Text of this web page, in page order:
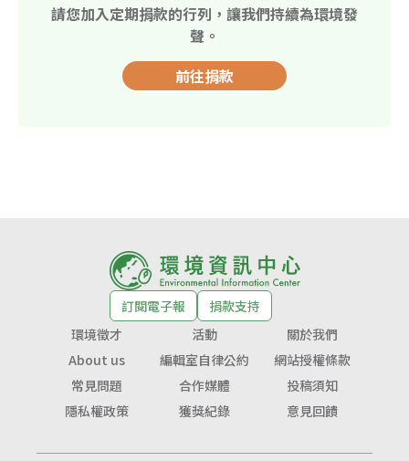
請您加入定期捐款的行列，讓我們持續為環境發
聲。
前往捐款
訂閱電子報
捐款支持
環境徵才
活動
關於我們
About us
編輯室自律公約
網站授權條款
常見問題
合作媒體
投稿須知
隱私權政策
獲獎紀錄 意見回饋